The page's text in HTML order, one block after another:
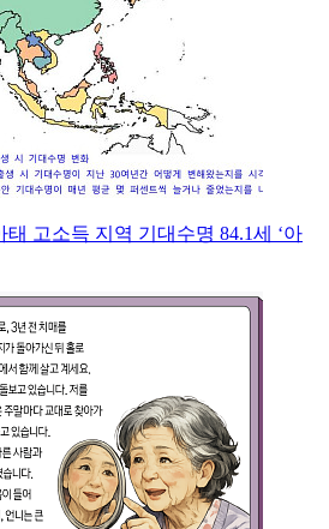
태 고소득 지역 기대수명 84.1세 ‘아